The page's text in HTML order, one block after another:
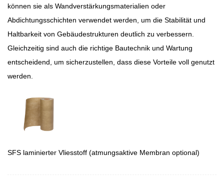
können sie als Wandverstärkungsmaterialien oder
Abdichtungsschichten verwendet werden, um die Stabilität und
Haltbarkeit von Gebäudestrukturen deutlich zu verbessern.
Gleichzeitig sind auch die richtige Bautechnik und Wartung
entscheidend, um sicherzustellen, dass diese Vorteile voll genutzt
werden.
SFS laminierter Vliesstoff (atmungsaktive Membran optional)